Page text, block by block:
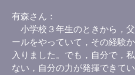
有森さん
小学校３年生のときから，
ールをやっていて，その経験
入りました。でも，自分で，
ない，自分の力が発揮できて